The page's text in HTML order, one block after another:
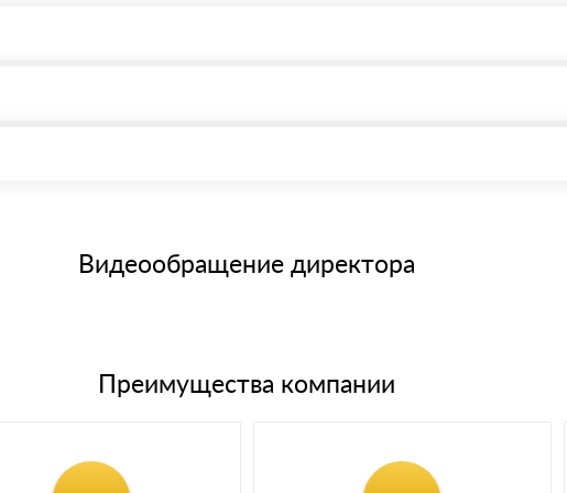
банковским картам
Видеообращение директора
Преимущества компании